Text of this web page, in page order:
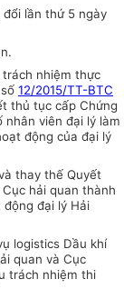
lần thứ 5 ngày
trách nhiệm thực
12/2015/TT-BTC
thủ tục cấp Chứng
nhân viên đại lý làm
động của đại lý
thay thế Quyết
hải quan thành
động đại lý Hải
logistics Dầu khí
quan và Cục
trách nhiệm thi